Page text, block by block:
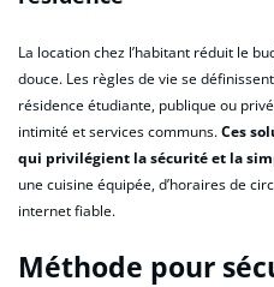
La location chez l’habitant réduit le
douce. Les règles de vie se
résidence étudiante, publique ou
intimité et services communs.Ces
qui privilégient la sécurité et la
une cuisine équipée, d’horaires de
internet fiable.
Méthode pour